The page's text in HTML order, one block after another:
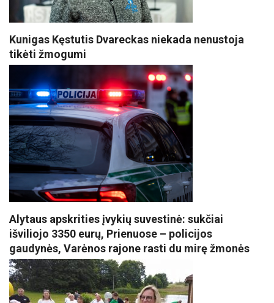
Kunigas Kęstutis Dvareckas niekada nenustoja
tikėti žmogumi
Alytaus apskrities įvykių suvestinė: sukčiai
išviliojo 3350 eurų, Prienuose – policijos
gaudynės, Varėnos rajone rasti du mirę žmonės